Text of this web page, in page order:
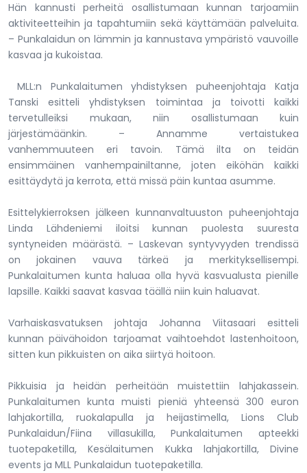
Hän kannusti perheitä osallistumaan kunnan tarjoamiin
aktiviteetteihin ja tapahtumiin sekä käyttämään palveluita.
– Punkalaidun on lämmin ja kannustava ympäristö vauvoille
kasvaa ja kukoistaa.
MLL:n Punkalaitumen yhdistyksen puheenjohtaja Katja
Tanski esitteli yhdistyksen toimintaa ja toivotti kaikki
tervetulleiksi mukaan, niin osallistumaan kuin
järjestämäänkin. – Annamme vertaistukea
vanhemmuuteen eri tavoin. Tämä ilta on teidän
ensimmäinen vanhempainiltanne, joten eiköhän kaikki
esittäydytä ja kerrota, että missä päin kuntaa asumme.
Esittelykierroksen jälkeen kunnanvaltuuston puheenjohtaja
Linda Lähdeniemi iloitsi kunnan puolesta suuresta
syntyneiden määrästä. – Laskevan syntyvyyden trendissä
on jokainen vauva tärkeä ja merkityksellisempi.
Punkalaitumen kunta haluaa olla hyvä kasvualusta pienille
lapsille. Kaikki saavat kasvaa täällä niin kuin haluavat.
Varhaiskasvatuksen johtaja Johanna Viitasaari esitteli
kunnan päivähoidon tarjoamat vaihtoehdot lastenhoitoon,
sitten kun pikkuisten on aika siirtyä hoitoon.
Pikkuisia ja heidän perheitään muistettiin lahjakassein.
Punkalaitumen kunta muisti pieniä yhteensä 300 euron
lahjakortilla, ruokalapulla ja heijastimella, Lions Club
Punkalaidun/Fiina villasukilla, Punkalaitumen apteekki
tuotepaketilla, Kesälaitumen Kukka lahjakortilla, Divine
events ja MLL Punkalaidun tuotepaketilla.